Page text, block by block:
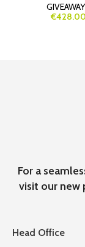
€428.00
For a
visit our
Head Office